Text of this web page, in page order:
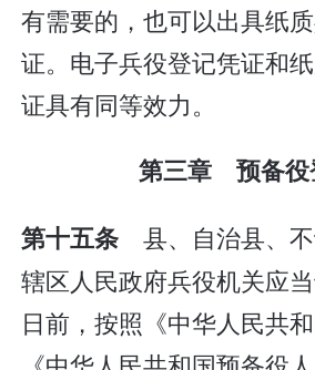
有需要的，也可以出具纸
证。电子兵役登记凭证和
证具有同等效力。
第三章 预备役
第十五条县、自治县、
辖区人民政府兵役机关应
日前，按照《中华人民共和